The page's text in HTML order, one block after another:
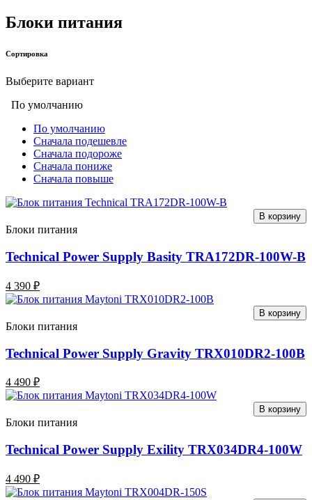
Блоки питания
Сортировка
Выберите вариант
По умолчанию
По умолчанию
Сначала подешевле
Сначала подороже
Сначала пониже
Сначала повыше
В корзину
Блоки питания
Technical Power Supply Basity TRA172DR-100W-B
4 390 ₽
В корзину
Блоки питания
Technical Power Supply Gravity TRX010DR2-100B
4 490 ₽
В корзину
Блоки питания
Technical Power Supply Exility TRX034DR4-100W
4 490 ₽